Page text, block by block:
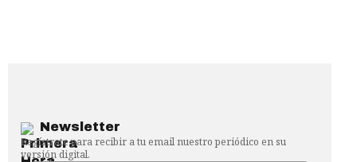
Newsletter
Regístrate para recibir a tu email nuestro periódico en su
versión digital.